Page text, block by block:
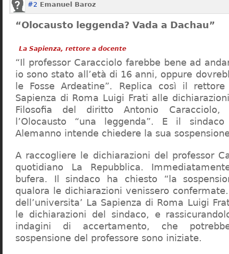
#2 Emanuel Baroz
“Olocausto leggenda? Vada a Dachau”
La Sapienza, rettore a docente
“Il professor Caracciolo farebbe bene ad
io sono stato all’età di 16 anni, oppure
le Fosse Ardeatine”. Replica così il rettore
Sapienza di Roma Luigi Frati alle
Filosofia del diritto Antonio
l’Olocausto “una leggenda”. E il
Alemanno intende chiedere la sua
A raccogliere le dichiarazioni del professor
quotidiano La Repubblica.
bufera. Il sindaco ha chiesto “la
qualora le dichiarazioni venissero
dell’universita’ La Sapienza di Roma Luigi
le dichiarazioni del sindaco, e
indagini di accertamento, che
sospensione del professore sono iniziate.